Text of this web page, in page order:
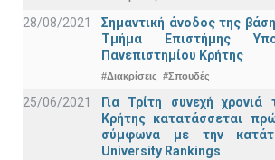
28/08/2021
Σημαντική άνοδος της
Τμήμα Επιστήμης
Πανεπιστημίου Κρήτης
#Διακρίσεις #Σπουδές
25/06/2021
Για Τρίτη συνεχή χρονιά
Κρήτης κατατάσσεται
σύμφωνα με την
University Rankings